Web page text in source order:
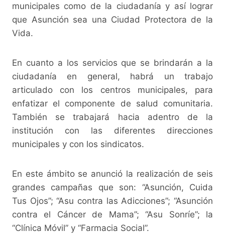
municipales como de la ciudadanía y así lograr
que Asunción sea una Ciudad Protectora de la
Vida.
En cuanto a los servicios que se brindarán a la
ciudadanía en general, habrá un trabajo
articulado con los centros municipales, para
enfatizar el componente de salud comunitaria.
También se trabajará hacia adentro de la
institución con las diferentes direcciones
municipales y con los sindicatos.
En este ámbito se anunció la realización de seis
grandes campañas que son: “Asunción, Cuida
Tus Ojos”; “Asu contra las Adicciones”; “Asunción
contra el Cáncer de Mama”; “Asu Sonríe”; la
“Clínica Móvil” y “Farmacia Social”.